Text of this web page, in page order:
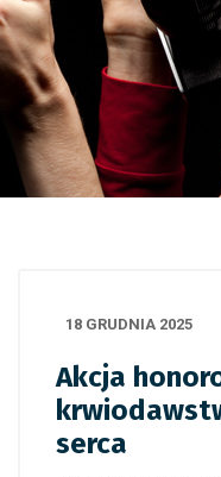
18 GRUDNIA 2025
Akcja
serca